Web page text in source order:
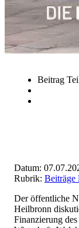
Beitrag
Datum:
Rubrik:
Der öffentliche
Heilbronn
Finanzierung